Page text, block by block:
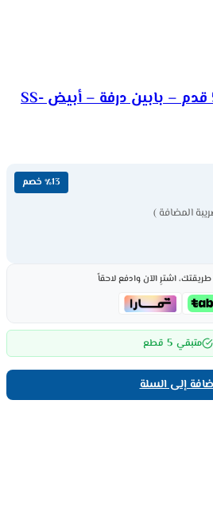
ثلاجة عرض بانكول 50 قدم – بابين درفة – أبيض SS-
٪13 خصم
المضافة )
اشترِ الآن وادفع لاحقاً
متبقي 5 قطع
إلى السلة